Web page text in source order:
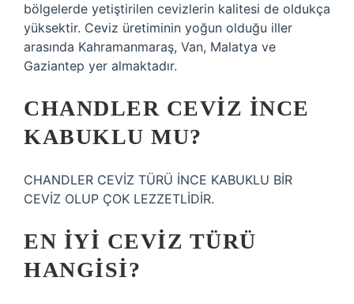
bölgelerde yetiştirilen cevizlerin kalitesi de oldukça
yüksektir. Ceviz üretiminin yoğun olduğu iller
arasında Kahramanmaraş, Van, Malatya ve
Gaziantep yer almaktadır.
CHANDLER CEVIZ INCE
KABUKLU MU?
CHANDLER CEVİZ TÜRÜ İNCE KABUKLU BİR
CEVİZ OLUP ÇOK LEZZETLİDİR.
EN IYI CEVIZ TÜRÜ
HANGISI?